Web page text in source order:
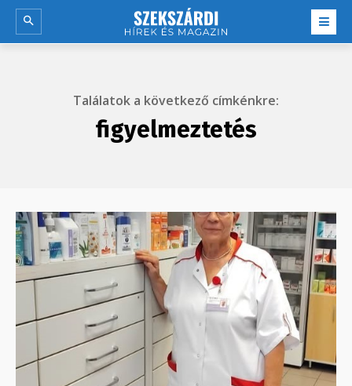
Találatok a következő címkénkre:
figyelmeztetés